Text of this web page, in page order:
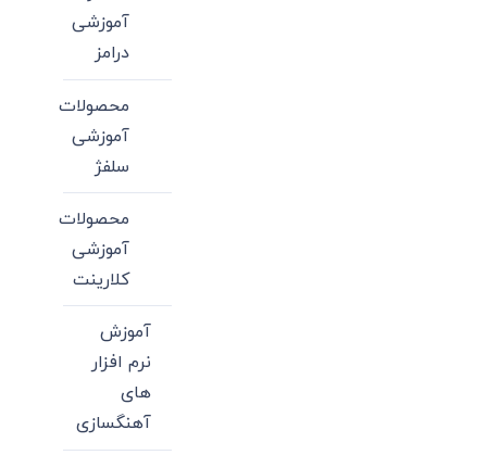
آموزشی
درامز
محصولات
آموزشی
سلفژ
محصولات
آموزشی
کلارینت
آموزش
نرم افزار
های
آهنگسازی